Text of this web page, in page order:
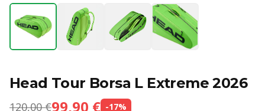
Head Tour Borsa L Extreme 2026
120,00 €99,90 € -17%